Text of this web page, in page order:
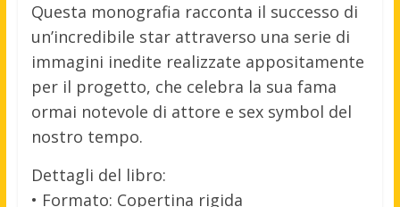
Questa monografia racconta il successo di
un’incredibile star attraverso una serie di
immagini inedite realizzate appositamente
per il progetto, che celebra la sua fama
ormai notevole di attore e sex symbol del
nostro tempo.
Dettagli del libro:
• Formato: Copertina rigida